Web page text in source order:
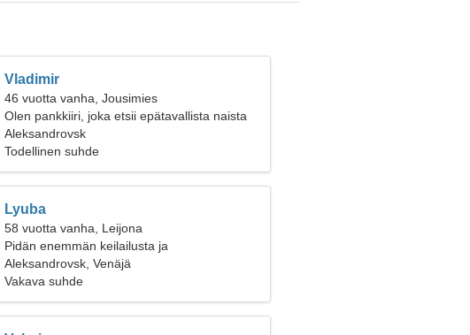
Vladimir
46 vuotta vanha, Jousimies
Olen pankkiiri, joka etsii epätavallista naista
Aleksandrovsk
Todellinen suhde
Lyuba
58 vuotta vanha, Leijona
Pidän enemmän keilailusta ja
matkustamisesta
Aleksandrovsk, Venäjä
Vakava suhde